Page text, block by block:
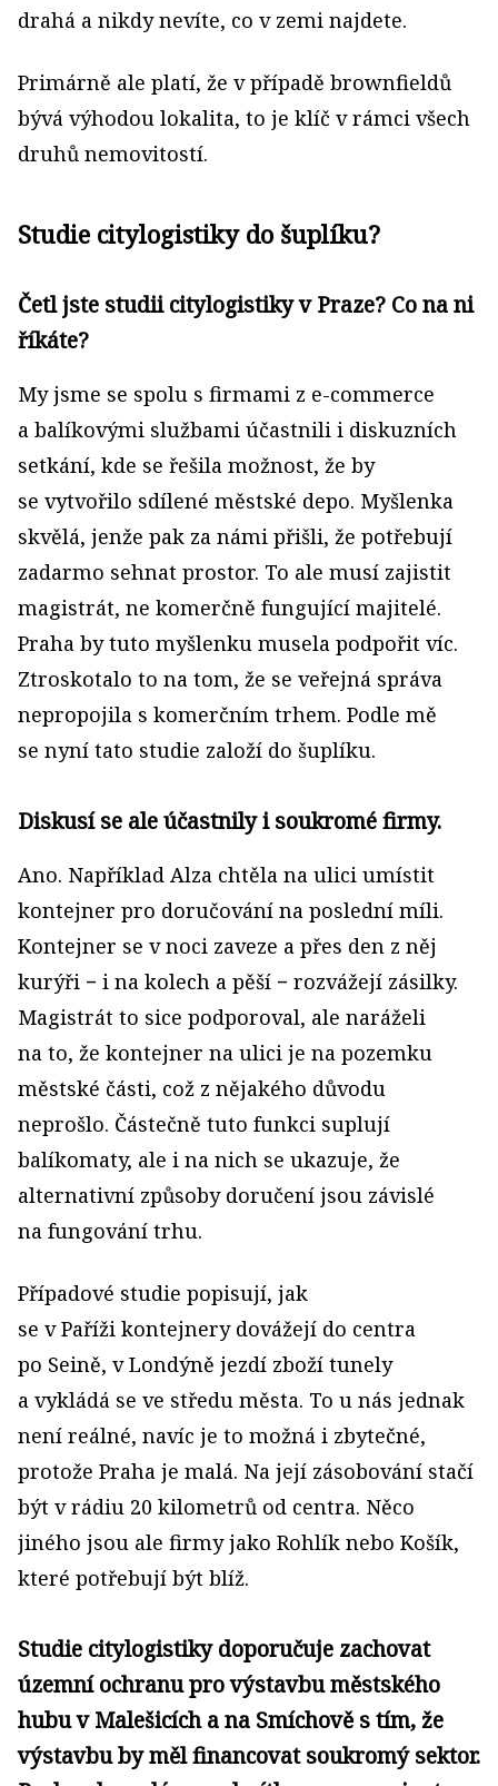
drahá a nikdy nevíte, co v zemi najdete.
Primárně ale platí, že v případě brownfieldů
bývá výhodou lokalita, to je klíč v rámci všech
druhů nemovitostí.
Studie citylogistiky do šuplíku?
Četl jste studii citylogistiky v Praze? Co na ni
říkáte?
My jsme se spolu s firmami z e-commerce
a balíkovými službami účastnili i diskuzních
setkání, kde se řešila možnost, že by
se vytvořilo sdílené městské depo. Myšlenka
skvělá, jenže pak za námi přišli, že potřebují
zadarmo sehnat prostor. To ale musí zajistit
magistrát, ne komerčně fungující majitelé.
Praha by tuto myšlenku musela podpořit víc.
Ztroskotalo to na tom, že se veřejná správa
nepropojila s komerčním trhem. Podle mě
se nyní tato studie založí do šuplíku.
Diskusí se ale účastnily i soukromé firmy.
Ano. Například Alza chtěla na ulici umístit
kontejner pro doručování na poslední míli.
Kontejner se v noci zaveze a přes den z něj
kurýři − i na kolech a pěší − rozvážejí zásilky.
Magistrát to sice podporoval, ale naráželi
na to, že kontejner na ulici je na pozemku
městské části, což z nějakého důvodu
neprošlo. Částečně tuto funkci suplují
balíkomaty, ale i na nich se ukazuje, že
alternativní způsoby doručení jsou závislé
na fungování trhu.
Případové studie popisují, jak
se v Paříži kontejnery dovážejí do centra
po Seině, v Londýně jezdí zboží tunely
a vykládá se ve středu města. To u nás jednak
není reálné, navíc je to možná i zbytečné,
protože Praha je malá. Na její zásobování stačí
být v rádiu 20 kilometrů od centra. Něco
jiného jsou ale firmy jako Rohlík nebo Košík,
které potřebují být blíž.
Studie citylogistiky doporučuje zachovat
územní ochranu pro výstavbu městského
hubu v Malešicích a na Smíchově s tím, že
výstavbu by měl financovat soukromý sektor.